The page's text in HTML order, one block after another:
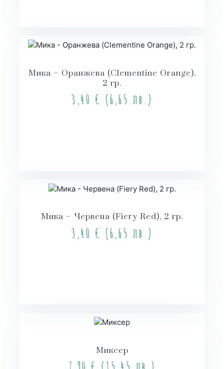
Мика – Оранжева (Clementine Orange),
2 гр.
3,40 € (6,65 лв.)
Мика – Червена (Fiery Red), 2 гр.
3,40 € (6,65 лв.)
Миксер